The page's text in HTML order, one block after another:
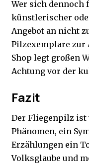
Wer sich dennoch
künstlerischer
Angebot an nicht
Pilzexemplare zur
Shop legt großen
Achtung vor der
Fazit
Der Fliegenpilz
Phänomen, ein
Erzählungen ein
Volksglaube und